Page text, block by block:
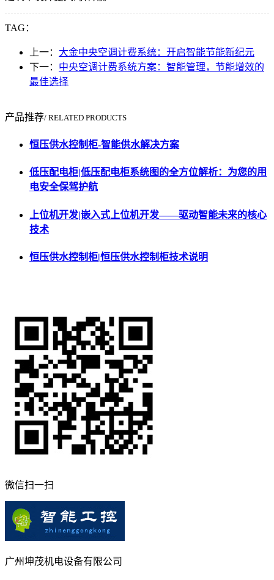
TAG：
上一： 大金中央空调计费系统：开启智能节能新纪元
下一： 中央空调计费系统方案：智能管理，节能增效的
最佳选择
产品推荐/ RELATED PRODUCTS
恒压供水控制柜-智能供水解决方案
低压配电柜|低压配电柜系统图的全方位解析：为您的用
电安全保驾护航
上位机开发|嵌入式上位机开发——驱动智能未来的核心
技术
恒压供水控制柜|恒压供水控制柜技术说明
微信扫一扫
广州坤茂机电设备有限公司